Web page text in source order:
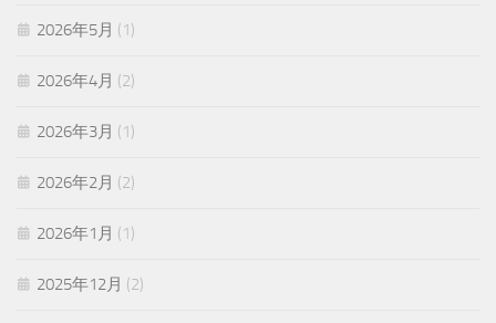
2026年5月 (1)
2026年4月 (2)
2026年3月 (1)
2026年2月 (2)
2026年1月 (1)
2025年12月 (2)